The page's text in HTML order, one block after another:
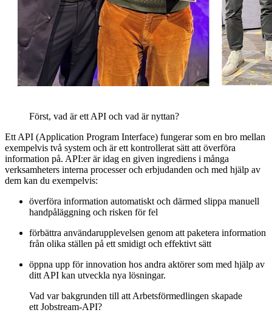
Först, vad är ett API och vad är nyttan?
Ett API (Application Program Interface) fungerar som en bro mellan
exempelvis två system och är ett kontrollerat sätt att överföra
information på. API:er är idag en given ingrediens i många
verksamheters interna processer och erbjudanden och med hjälp av
dem kan du exempelvis:
överföra information automatiskt och därmed slippa manuell
handpåläggning och risken för fel
förbättra användarupplevelsen genom att paketera information
från olika ställen på ett smidigt och effektivt sätt
öppna upp för innovation hos andra aktörer som med hjälp av
ditt API kan utveckla nya lösningar.
Vad var bakgrunden till att Arbetsförmedlingen skapade
ett Jobstream-API?